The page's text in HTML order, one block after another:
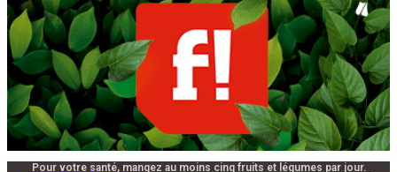
Pour votre santé, mangez au moins cinq fruits et légumes par jour.